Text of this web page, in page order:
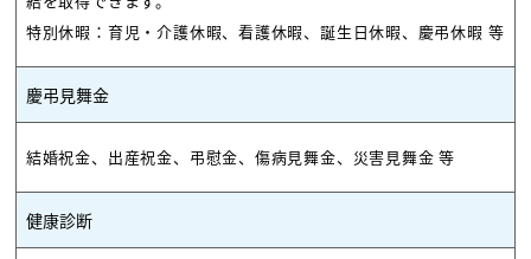
特別休暇：育児・介護休暇、看護休暇、誕生日休暇、慶弔休暇 等
慶弔見舞金
結婚祝金、出産祝金、弔慰金、傷病見舞金、災害見舞金 等
健康診断